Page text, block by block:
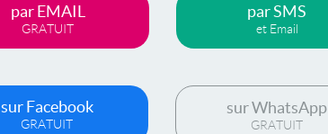
par EMAIL
GRATUIT
par SMS
et Email
sur Facebook
GRATUIT
sur WhatsApp
GRATUIT